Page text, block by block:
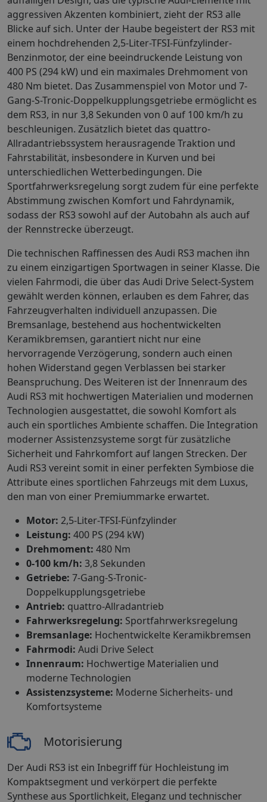
aggressiven Akzenten kombiniert, zieht der RS3 alle
Blicke auf sich. Unter der Haube begeistert der RS3 mit
einem hochdrehenden 2,5-Liter-TFSI-Fünfzylinder-
Benzinmotor, der eine beeindruckende Leistung von
400 PS (294 kW) und ein maximales Drehmoment von
480 Nm bietet. Das Zusammenspiel von Motor und 7-
Gang-S-Tronic-Doppelkupplungsgetriebe ermöglicht es
dem RS3, in nur 3,8 Sekunden von 0 auf 100 km/h zu
beschleunigen. Zusätzlich bietet das quattro-
Allradantriebssystem herausragende Traktion und
Fahrstabilität, insbesondere in Kurven und bei
unterschiedlichen Wetterbedingungen. Die
Sportfahrwerksregelung sorgt zudem für eine perfekte
Abstimmung zwischen Komfort und Fahrdynamik,
sodass der RS3 sowohl auf der Autobahn als auch auf
der Rennstrecke überzeugt.
Die technischen Raffinessen des Audi RS3 machen ihn
zu einem einzigartigen Sportwagen in seiner Klasse. Die
vielen Fahrmodi, die über das Audi Drive Select-System
gewählt werden können, erlauben es dem Fahrer, das
Fahrzeugverhalten individuell anzupassen. Die
Bremsanlage, bestehend aus hochentwickelten
Keramikbremsen, garantiert nicht nur eine
hervorragende Verzögerung, sondern auch einen
hohen Widerstand gegen Verblassen bei starker
Beanspruchung. Des Weiteren ist der Innenraum des
Audi RS3 mit hochwertigen Materialien und modernen
Technologien ausgestattet, die sowohl Komfort als
auch ein sportliches Ambiente schaffen. Die Integration
moderner Assistenzsysteme sorgt für zusätzliche
Sicherheit und Fahrkomfort auf langen Strecken. Der
Audi RS3 vereint somit in einer perfekten Symbiose die
Attribute eines sportlichen Fahrzeugs mit dem Luxus,
den man von einer Premiummarke erwartet.
Motor: 2,5-Liter-TFSI-Fünfzylinder
Leistung: 400 PS (294 kW)
Drehmoment: 480 Nm
0-100 km/h: 3,8 Sekunden
Getriebe: 7-Gang-S-Tronic-
Doppelkupplungsgetriebe
Antrieb: quattro-Allradantrieb
Fahrwerksregelung: Sportfahrwerksregelung
Bremsanlage: Hochentwickelte Keramikbremsen
Fahrmodi: Audi Drive Select
Innenraum: Hochwertige Materialien und
moderne Technologien
Assistenzsysteme: Moderne Sicherheits- und
Komfortsysteme
Motorisierung
Der Audi RS3 ist ein Inbegriff für Hochleistung im
Kompaktsegment und verkörpert die perfekte
Synthese aus Sportlichkeit, Eleganz und technischer